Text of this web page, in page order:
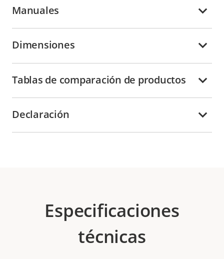
Manuales
Dimensiones
Tablas de comparación de productos
Declaración
Especificaciones
técnicas